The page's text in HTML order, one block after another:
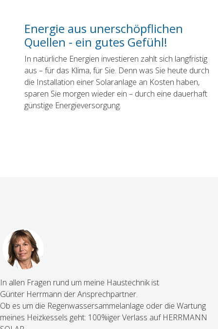
Energie aus unerschöpflichen
Quellen - ein gutes Gefühl!
In natürliche Energien investieren zahlt sich langfristig
aus – für das Klima, für Sie. Denn was Sie heute durch
die Installation einer Solaranlage an Kosten haben,
sparen Sie morgen wieder ein – durch eine dauerhaft
günstige Energieversorgung.
In allen Fragen rund um meine Haustechnik ist
Günter Herrmann der Ansprechpartner.
Ob es um die Regenwassersammelanlage oder die Wartung
meines Heizkessels geht: 100%iger Verlass auf HERRMANN